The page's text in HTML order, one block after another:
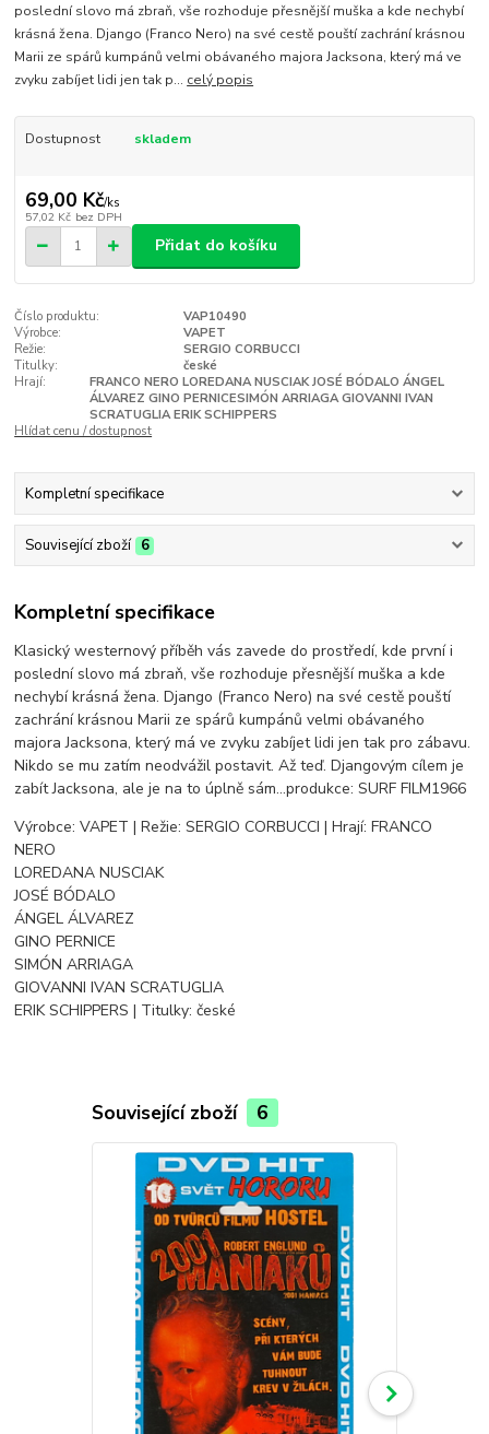
poslední slovo má zbraň, vše rozhoduje přesnější muška a kde nechybí
krásná žena. Django (Franco Nero) na své cestě pouští zachrání krásnou
Marii ze spárů kumpánů velmi obávaného majora Jacksona, který má ve
zvyku zabíjet lidi jen tak p... celý popis
Dostupnost skladem
69,00 Kč/ks
57,02 Kč bez DPH
Přidat do košíku
Číslo produktu:
VAP10490
Výrobce:
VAPET
Režie:
SERGIO CORBUCCI
Titulky:
české
Hrají:
FRANCO NERO LOREDANA NUSCIAK JOSÉ BÓDALO ÁNGEL
ÁLVAREZ GINO PERNICESIMÓN ARRIAGA GIOVANNI IVAN
SCRATUGLIA ERIK SCHIPPERS
Hlídat cenu / dostupnost
Kompletní specifikace
Související zboží 6
Kompletní specifikace
Klasický westernový příběh vás zavede do prostředí, kde první i
poslední slovo má zbraň, vše rozhoduje přesnější muška a kde
nechybí krásná žena. Django (Franco Nero) na své cestě pouští
zachrání krásnou Marii ze spárů kumpánů velmi obávaného
majora Jacksona, který má ve zvyku zabíjet lidi jen tak pro zábavu.
Nikdo se mu zatím neodvážil postavit. Až teď. Djangovým cílem je
zabít Jacksona, ale je na to úplně sám…produkce: SURF FILM1966
Výrobce: VAPET | Režie: SERGIO CORBUCCI | Hrají: FRANCO
NERO
LOREDANA NUSCIAK
JOSÉ BÓDALO
ÁNGEL ÁLVAREZ
GINO PERNICE
SIMÓN ARRIAGA
GIOVANNI IVAN SCRATUGLIA
ERIK SCHIPPERS | Titulky: české
Související zboží 6